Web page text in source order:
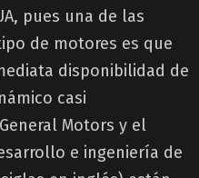
pues una de las
de motores es que
disponibilidad de
casi
Motors y el
e ingeniería de